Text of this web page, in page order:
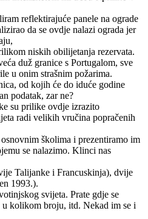
reflektirajuće panele na ograde
da se ovdje nalazi ograda jer
niskih obilijetanja rezervata.
duž granice s Portugalom, sve
u onim strašnim požarima.
od kojih će do iduće godine
podatak, zar ne?
su prilike ovdje izrazito
radi velikih vručina popračenih
školima i prezentiramo im
se nalazimo. Klinci nas
Talijanke i Francuskinja), dvije
1993.).
svijeta. Prate gdje se
kolikom broju, itd. Nekad im se i